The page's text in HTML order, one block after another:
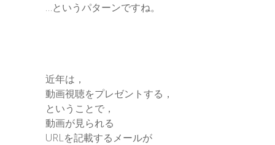
…というパターンですね。
近年は，
動画視聴をプレゼントする，
ということで，
動画が見られる
URLを記載するメールが